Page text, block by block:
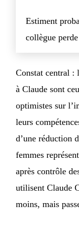
Estiment
collègue
Constat central :
à Claude sont
optimistes sur
leurs
d’une réduction
femmes
après contrôle
utilisent Claude
moins, mais